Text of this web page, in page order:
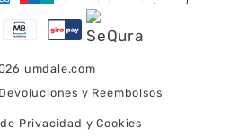
umdale.com
y Reembolsos
Privacidad y Cookies